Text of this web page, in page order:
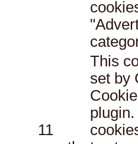
11
This
set by